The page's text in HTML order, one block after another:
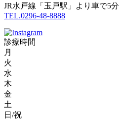
JR水戸線「玉戸駅」より車で5分
TEL.0296-48-8888
診療時間
月
火
水
木
金
土
日/祝